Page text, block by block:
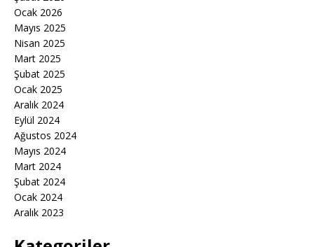
Ocak 2026
Mayıs 2025
Nisan 2025
Mart 2025
Şubat 2025
Ocak 2025
Aralık 2024
Eylül 2024
Ağustos 2024
Mayıs 2024
Mart 2024
Şubat 2024
Ocak 2024
Aralık 2023